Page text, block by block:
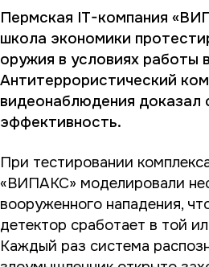
Пермская IT-компания
школа экономики
оружия в условиях работы
Антитеррористический
видеонаблюдения доказал
эффективность.
При тестировании
«ВИПАКС» моделировали
вооруженного нападения,
детектор сработает в той
Каждый раз система